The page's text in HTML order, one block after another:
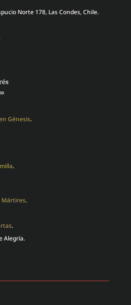
Norte 178, Las Condes, Chile.
Génesis.
.
Mártires.
.
Alegría.